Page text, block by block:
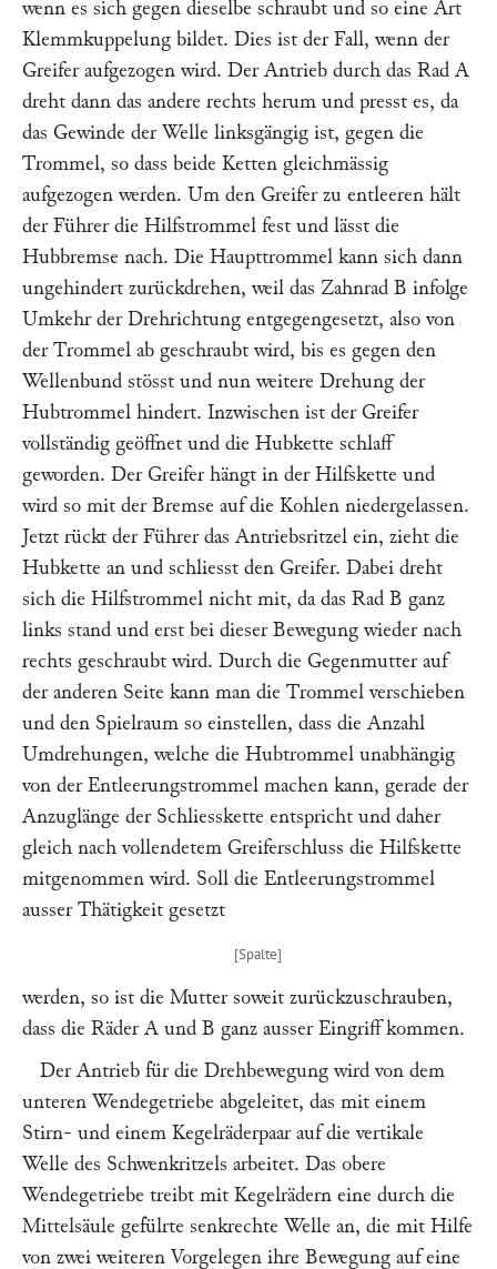
wenn es sich gegen dieselbe schraubt und so eine Art
Klemmkuppelung bildet. Dies ist der Fall, wenn der
Greifer aufgezogen wird. Der Antrieb durch das Rad A
dreht dann das andere rechts herum und presst es, da
das Gewinde der Welle linksgängig ist, gegen die
Trommel, so dass beide Ketten gleichmässig
aufgezogen werden. Um den Greifer zu entleeren hält
der Führer die Hilfstrommel fest und lässt die
Hubbremse nach. Die Haupttrommel kann sich dann
ungehindert zurückdrehen, weil das Zahnrad B infolge
Umkehr der Drehrichtung entgegengesetzt, also von
der Trommel ab geschraubt wird, bis es gegen den
Wellenbund stösst und nun weitere Drehung der
Hubtrommel hindert. Inzwischen ist der Greifer
vollständig geöffnet und die Hubkette schlaff
geworden. Der Greifer hängt in der Hilfskette und
wird so mit der Bremse auf die Kohlen niedergelassen.
Jetzt rückt der Führer das Antriebsritzel ein, zieht die
Hubkette an und schliesst den Greifer. Dabei dreht
sich die Hilfstrommel nicht mit, da das Rad B ganz
links stand und erst bei dieser Bewegung wieder nach
rechts geschraubt wird. Durch die Gegenmutter auf
der anderen Seite kann man die Trommel verschieben
und den Spielraum so einstellen, dass die Anzahl
Umdrehungen, welche die Hubtrommel unabhängig
von der Entleerungstrommel machen kann, gerade der
Anzuglänge der Schliesskette entspricht und daher
gleich nach vollendetem Greiferschluss die Hilfskette
mitgenommen wird. Soll die Entleerungstrommel
ausser Thätigkeit gesetzt
werden, so ist die Mutter soweit zurückzuschrauben,
dass die Räder A und B ganz ausser Eingriff kommen.
Der Antrieb für die Drehbewegung wird von dem
unteren Wendegetriebe abgeleitet, das mit einem
Stirn- und einem Kegelräderpaar auf die vertikale
Welle des Schwenkritzels arbeitet. Das obere
Wendegetriebe treibt mit Kegelrädern eine durch die
Mittelsäule gefülrte senkrechte Welle an, die mit Hilfe
von zwei weiteren Vorgelegen ihre Bewegung auf eine